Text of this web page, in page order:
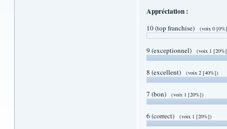
Appréciation :
10 (top franchise) (voix 0
9 (exceptionnel) (voix 1
8 (excellent) (voix 2 [40%])
7 (bon) (voix 1 [20%])
6 (correct) (voix 1 [20%])